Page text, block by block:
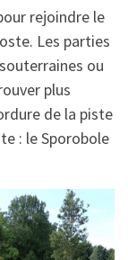
rejoindre le
Les parties
ou
plus
de la piste
: le Sporobole